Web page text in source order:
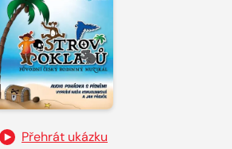
Přehrát ukázku